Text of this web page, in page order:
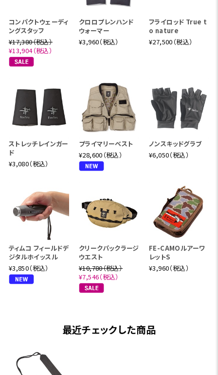
コンパクトウェーディ
ングスタッフ
¥17,380（税込）
¥13,904（税込）
クロロプレンハンド
ウォーマー
¥3,960（税込）
フライロッド True t
o nature
¥27,500（税込）
ストレッチレインガー
ド
¥3,080（税込）
プライマリーベスト
¥28,600（税込）
ノンスキッドグラブ
¥6,050（税込）
ティムコ フィールドデ
ジタルホイッスル
¥3,850（税込）
クリークパックラージ
ウエスト
¥10,780（税込）
¥7,546（税込）
FE-CAMOルアーワ
レットS
¥3,960（税込）
最近チェックした商品